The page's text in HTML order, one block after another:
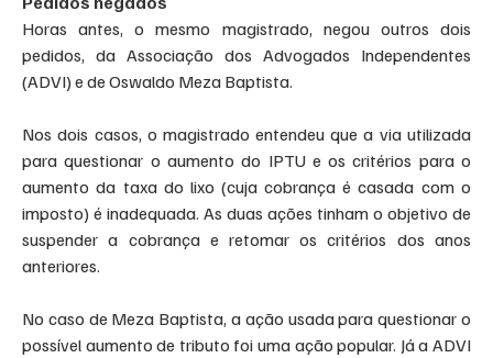
Horas antes, o mesmo magistrado, negou outros dois
pedidos, da Associação dos Advogados Independentes
(ADVI) e de Oswaldo Meza Baptista.
Nos dois casos, o magistrado entendeu que a via utilizada
para questionar o aumento do IPTU e os critérios para o
aumento da taxa do lixo (cuja cobrança é casada com o
imposto) é inadequada. As duas ações tinham o objetivo de
suspender a cobrança e retomar os critérios dos anos
anteriores.
No caso de Meza Baptista, a ação usada para questionar o
possível aumento de tributo foi uma ação popular. Já a ADVI